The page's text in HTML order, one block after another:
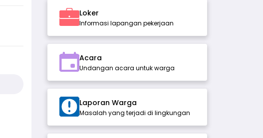
Loker
Informasi lapangan pekerjaan
Acara
Undangan acara untuk warga
Laporan Warga
Masalah yang terjadi di lingkungan